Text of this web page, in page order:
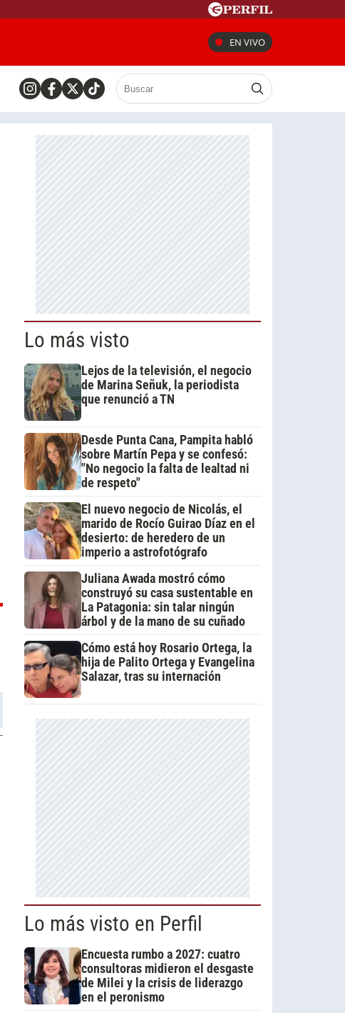
EN VIVO
Lo más visto
Lejos de la televisión, el negocio
de Marina Señuk, la periodista
que renunció a TN
Desde Punta Cana, Pampita habló
sobre Martín Pepa y se confesó:
"No negocio la falta de lealtad ni
de respeto"
El nuevo negocio de Nicolás, el
marido de Rocío Guirao Díaz en el
desierto: de heredero de un
imperio a astrofotógrafo
Juliana Awada mostró cómo
construyó su casa sustentable en
La Patagonia: sin talar ningún
árbol y de la mano de su cuñado
Cómo está hoy Rosario Ortega, la
hija de Palito Ortega y Evangelina
Salazar, tras su internación
Lo más visto en Perfil
Encuesta rumbo a 2027: cuatro
consultoras midieron el desgaste
de Milei y la crisis de liderazgo
en el peronismo